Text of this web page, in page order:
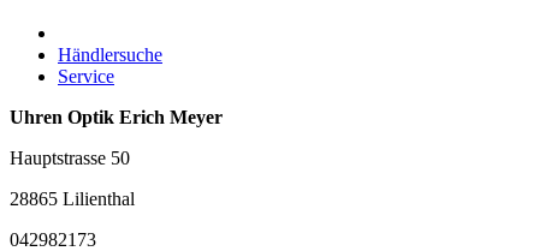
Händlersuche
Service
Uhren Optik Erich Meyer
Hauptstrasse 50
28865 Lilienthal
042982173